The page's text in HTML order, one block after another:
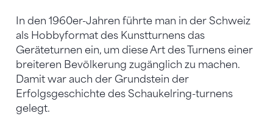
In den 1960er-Jahren führte man in der Schweiz
als Hobbyformat des Kunstturnens das
Geräteturnen ein, um diese Art des Tur­nens einer
breiteren Bevölkerung zugänglich zu machen.
Damit war auch der Grundstein der
Erfolgsgeschichte des Schaukelring-turnens
gelegt.